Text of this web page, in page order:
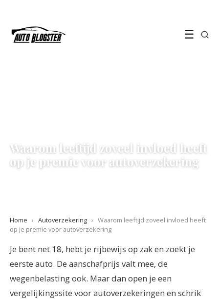
☰
Waarom leeftijd zoveel invloed heeft
op je premie voor autoverzekering
Home › Autoverzekering › Waarom leeftijd zoveel invloed heeft
op je premie voor autoverzekering
Je bent net 18, hebt je rijbewijs op zak en zoekt je
eerste auto. De aanschafprijs valt mee, de
wegenbelasting ook. Maar dan open je een
vergelijkingssite voor autoverzekeringen en schrik